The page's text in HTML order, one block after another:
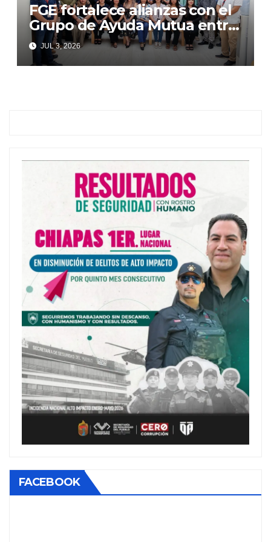
FGE fortalece alianzas con el
Grupo de Ayuda Mutua entre
Autoridades y Comercio
(GAMAC)
JUL 3, 2026
FACEBOOK